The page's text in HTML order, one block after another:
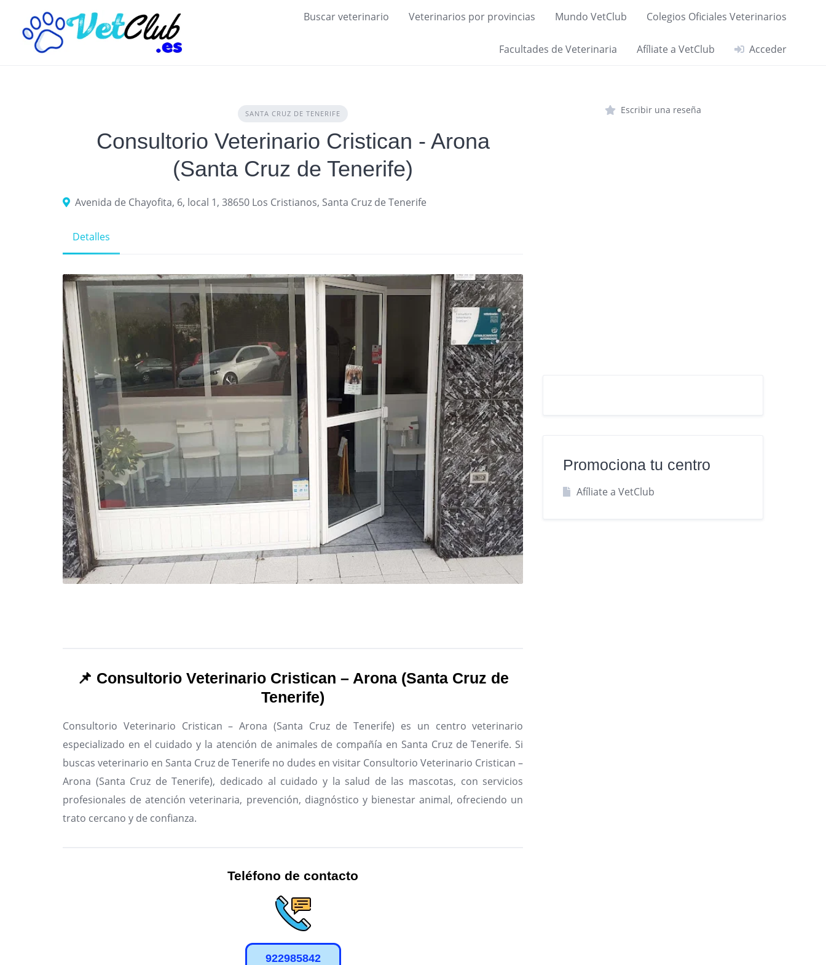
content
Buscar veterinario Veterinarios por provincias Mundo VetClub Colegios Oficiales Veterinarios
Facultades de Veterinaria Afíliate a VetClub Acceder
SANTA CRUZ DE TENERIFE
Consultorio Veterinario Cristican - Arona
(Santa Cruz de Tenerife)
Avenida de Chayofita, 6, local 1, 38650 Los Cristianos, Santa Cruz de Tenerife
Detalles
📌 Consultorio Veterinario Cristican – Arona (Santa Cruz de
Tenerife)
Consultorio Veterinario Cristican – Arona (Santa Cruz de Tenerife) es un centro veterinario
especializado en el cuidado y la atención de animales de compañía en Santa Cruz de Tenerife. Si
buscas veterinario en Santa Cruz de Tenerife no dudes en visitar Consultorio Veterinario Cristican –
Arona (Santa Cruz de Tenerife), dedicado al cuidado y la salud de las mascotas, con servicios
profesionales de atención veterinaria, prevención, diagnóstico y bienestar animal, ofreciendo un
trato cercano y de confianza.
Teléfono de contacto
922985842
Escribir una reseña
Promociona tu centro
Afíliate a VetClub